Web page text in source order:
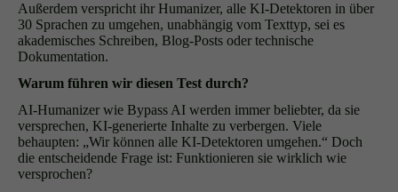
Außerdem verspricht ihr Humanizer, alle KI-Detektoren in über
30 Sprachen zu umgehen, unabhängig vom Texttyp, sei es
akademisches Schreiben, Blog-Posts oder technische
Dokumentation.
Warum führen wir diesen Test durch?
AI-Humanizer wie Bypass AI werden immer beliebter, da sie
versprechen, KI-generierte Inhalte zu verbergen. Viele
behaupten: „Wir können alle KI-Detektoren umgehen.“ Doch
die entscheidende Frage ist: Funktionieren sie wirklich wie
versprochen?